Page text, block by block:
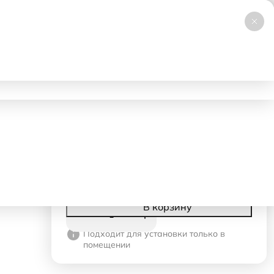
Заказать звонок
НОВИНКА
В корзинуКорзина
Подходит для установки только в
помещении